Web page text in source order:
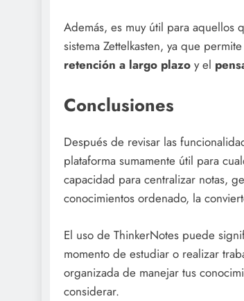
Además, es muy útil para aquellos
sistema Zettelkasten, ya que
retención a largo plazo y el
Conclusiones
Después de revisar las
plataforma sumamente útil para
capacidad para centralizar notas,
conocimientos ordenado, la
El uso de ThinkerNotes puede
momento de estudiar o realizar
organizada de manejar tus
considerar.